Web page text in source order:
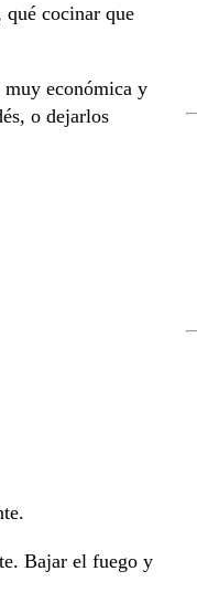
qué cocinar que
muy económica y
o dejarlos
Bajar el fuego y